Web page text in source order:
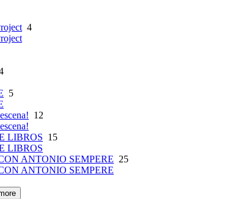
4
5
12
LIBROS 15
LIBROS
ANTONIO SEMPERE 25
ANTONIO SEMPERE